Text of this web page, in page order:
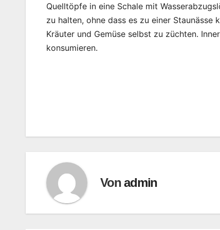
Quelltöpfe in eine Schale mit
zu halten, ohne dass es zu einer Staunässe
Kräuter und Gemüse selbst zu züchten.
konsumieren.
Vonadmin